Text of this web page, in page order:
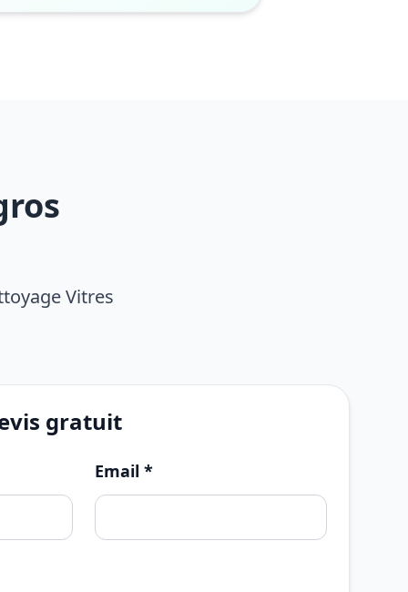
Vitres
gratuit
Email *